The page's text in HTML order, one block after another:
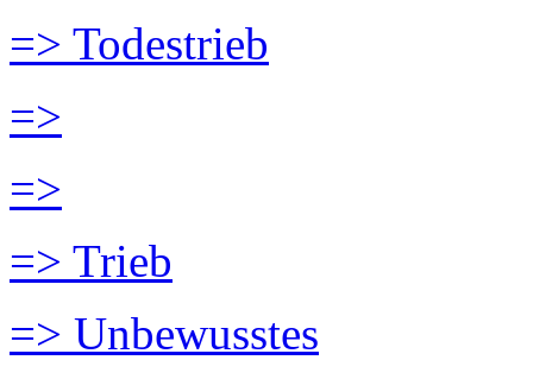
=> Todestrieb
=>
=>
=> Trieb
=> Unbewusstes